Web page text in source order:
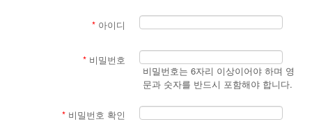
* 아이디
* 비밀번호
비밀번호는 6자리 이상이어야 하며 영
문과 숫자를 반드시 포함해야 합니다.
* 비밀번호 확인